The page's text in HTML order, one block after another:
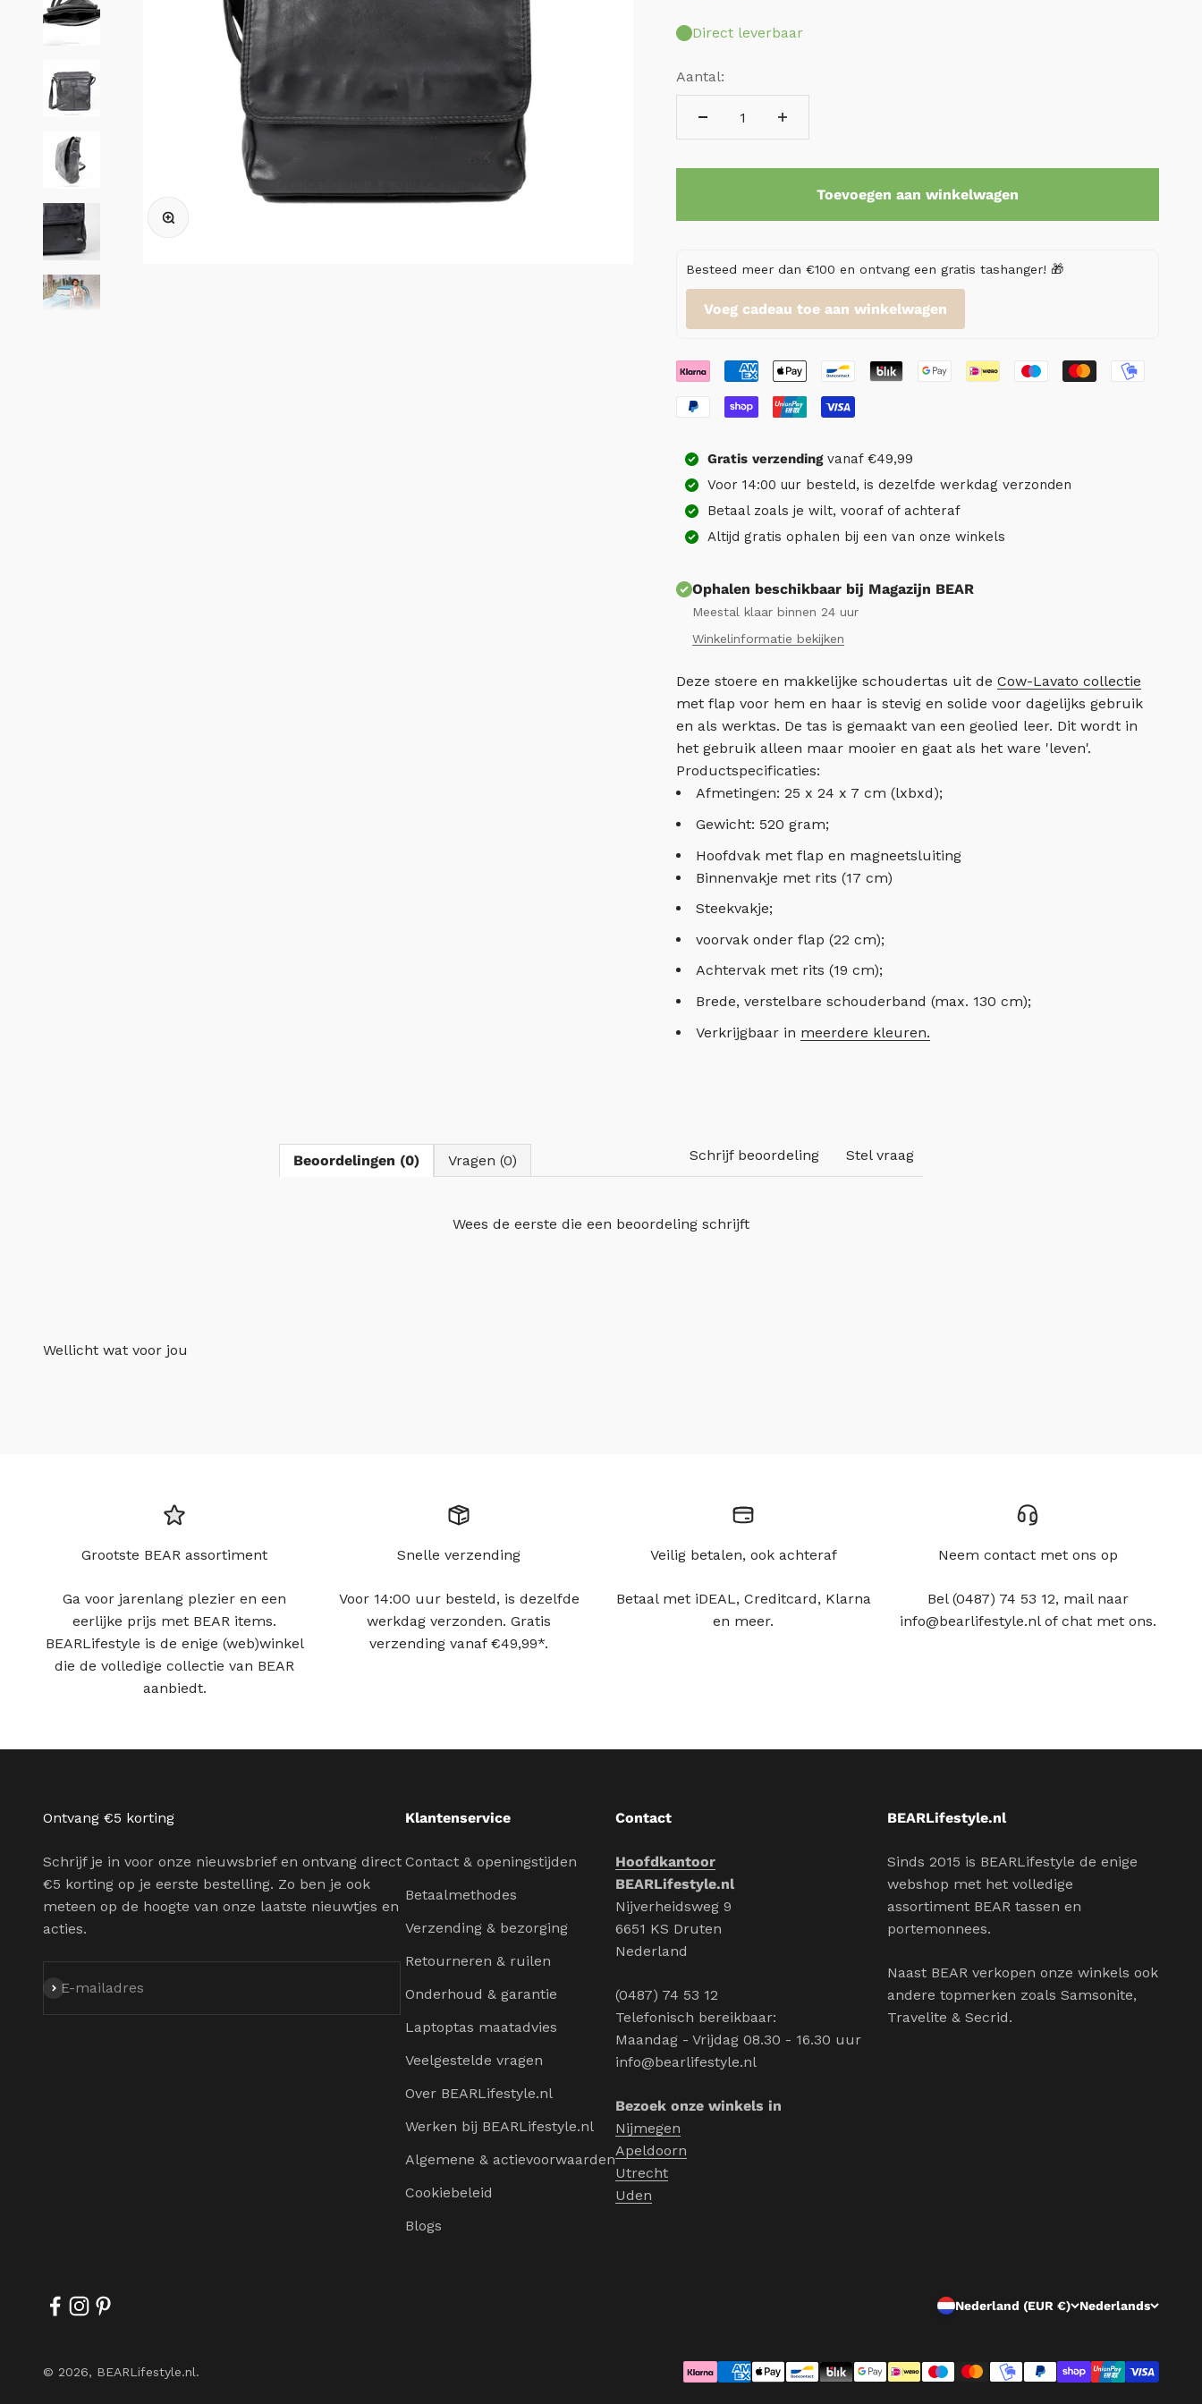
In-/uitzoomen
Direct leverbaar
Aantal:
Toevoegen aan winkelwagen
Besteed meer dan €100 en ontvang een gratis tashanger! 🎁
Voeg cadeau toe aan winkelwagen
Gratis verzendingvanaf €49,99
Voor 14:00 uur besteld, is dezelfde werkdag verzonden
Betaal zoals je wilt, vooraf of achteraf
Altijd gratis ophalen bij een van onze winkels
Ophalen beschikbaar bij Magazijn BEAR
Meestal klaar binnen 24 uur
Winkelinformatie bekijken
Deze stoere en makkelijke schoudertas uit de Cow-Lavato collectie
met flap voor hem en haar is stevig en solide voor dagelijks gebruik
en als werktas. De tas is gemaakt van een geolied leer. Dit wordt in
het gebruik alleen maar mooier en gaat als het ware 'leven'.
Productspecificaties:
Afmetingen: 25 x 24 x 7 cm (lxbxd);
Gewicht: 520 gram;
Hoofdvak met flap en magneetsluiting
Binnenvakje met rits (17 cm)
Steekvakje;
voorvak onder flap (22 cm);
Achtervak met rits (19 cm);
Brede, verstelbare schouderband (max. 130 cm);
Verkrijgbaar in meerdere kleuren.
Schrijf beoordeling Stel vraag
Beoordelingen (0) Vragen (0)
Wees de eerste die een beoordeling schrijft
Wellicht wat voor jou
Grootste BEAR assortiment
Ga voor jarenlang plezier en een
eerlijke prijs met BEAR items.
BEARLifestyle is de enige (web)winkel
die de volledige collectie van BEAR
aanbiedt.
Snelle verzending
Voor 14:00 uur besteld, is dezelfde
werkdag verzonden. Gratis
verzending vanaf €49,99*.
Veilig betalen, ook achteraf
Betaal met iDEAL, Creditcard, Klarna
en meer.
Neem contact met ons op
Bel (0487) 74 53 12, mail naar
info@bearlifestyle.nl of chat met ons.
Ontvang €5 korting
Schrijf je in voor onze nieuwsbrief en ontvang direct
€5 korting op je eerste bestelling. Zo ben je ook
meteen op de hoogte van onze laatste nieuwtjes en
acties.
E-mailadres
Abonneren
Klantenservice
Contact & openingstijden
Betaalmethodes
Verzending & bezorging
Retourneren & ruilen
Onderhoud & garantie
Laptoptas maatadvies
Veelgestelde vragen
Over BEARLifestyle.nl
Werken bij BEARLifestyle.nl
Algemene & actievoorwaarden
Cookiebeleid
Blogs
Contact
Hoofdkantoor
BEARLifestyle.nl
Nijverheidsweg 9
6651 KS Druten
Nederland
(0487) 74 53 12
Telefonisch bereikbaar:
Maandag - Vrijdag 08.30 - 16.30 uur
info@bearlifestyle.nl
Bezoek onze winkels in
Nijmegen
Apeldoorn
Utrecht
Uden
BEARLifestyle.nl
Sinds 2015 is BEARLifestyle de enige
webshop met het volledige
assortiment BEAR tassen en
portemonnees.
Naast BEAR verkopen onze winkels ook
andere topmerken zoals Samsonite,
Travelite & Secrid.
Nederland (EUR €) Nederlands
© 2026, BEARLifestyle.nl.